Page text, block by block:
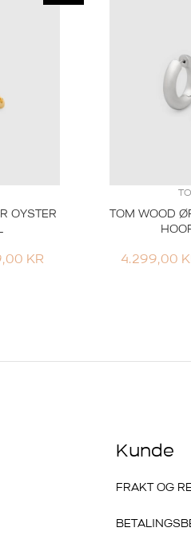
OYSTER
KR PRISOMRÅDE:
TOM WOOD
4.299,00
Kunde
FRAKT OG